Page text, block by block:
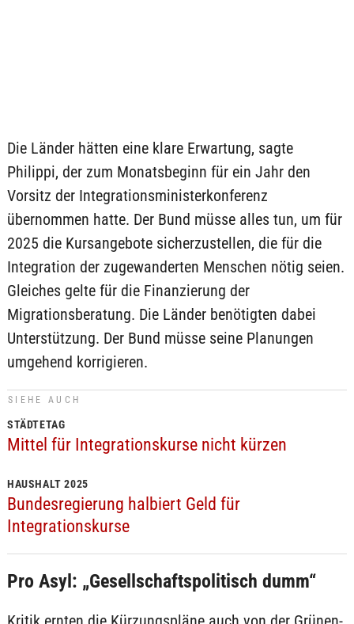
Die Länder hätten eine klare Erwartung, sagte
Philippi, der zum Monatsbeginn für ein Jahr den
Vorsitz der Integrationsministerkonferenz
übernommen hatte. Der Bund müsse alles tun, um für
2025 die Kursangebote sicherzustellen, die für die
Integration der zugewanderten Menschen nötig seien.
Gleiches gelte für die Finanzierung der
Migrationsberatung. Die Länder benötigten dabei
Unterstützung. Der Bund müsse seine Planungen
umgehend korrigieren.
SIEHE AUCH
STÄDTETAG
Mittel für Integrationskurse nicht kürzen
HAUSHALT 2025
Bundesregierung halbiert Geld für
Integrationskurse
Pro Asyl: „Gesellschaftspolitisch dumm“